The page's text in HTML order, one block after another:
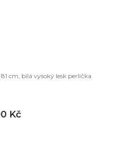
cm, bílá vysoký lesk perlička
Kč